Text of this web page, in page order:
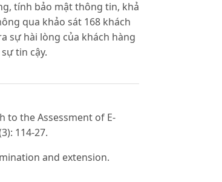
tính bảo mật thông tin, khả
qua khảo sát 168 khách
sự hài lòng của khách hàng
tin cậy.
to the Assessment of E-
114-27.
and extension.